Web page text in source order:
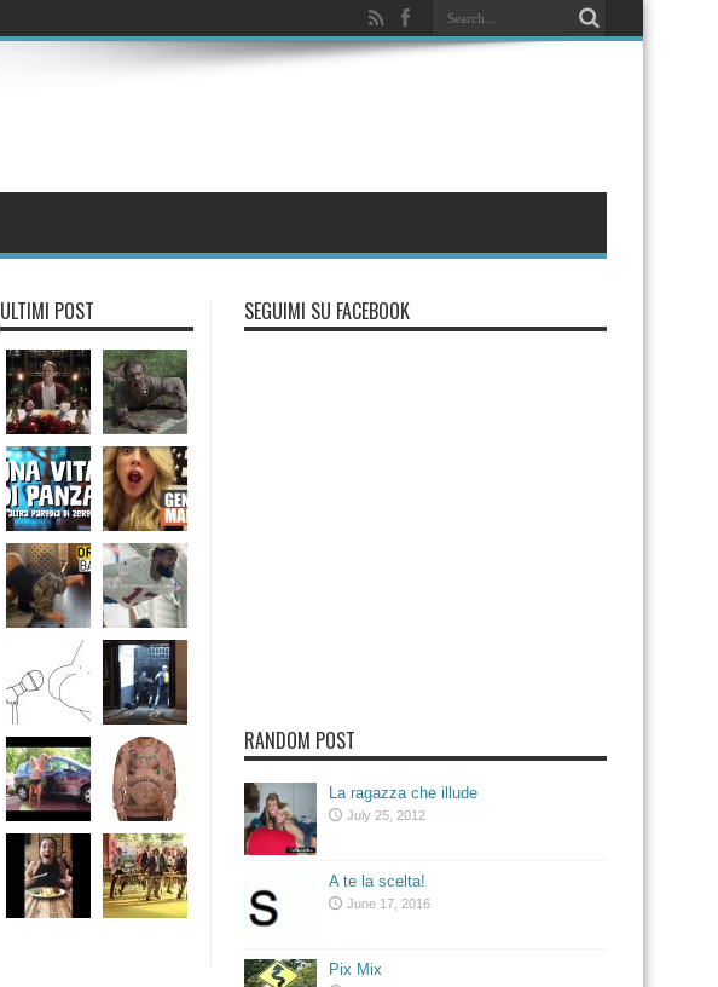
ULTIMI POST SEGUIMI SU FACEBOOK
RANDOM POST
La ragazza che illude
July 25, 2012
A te la scelta!
June 17, 2016
Pix Mix